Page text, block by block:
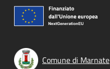
Comune di Marnate